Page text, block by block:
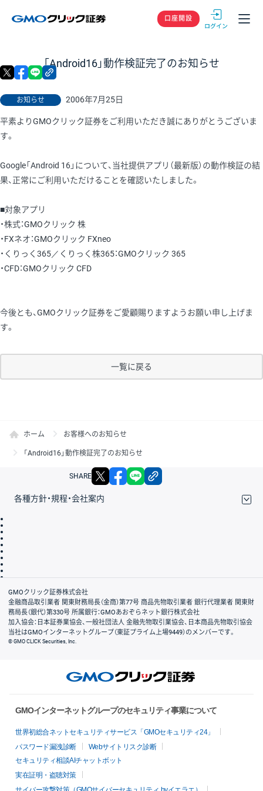
GMOクリック
口座開設
「Android16」動作検証完了のお知らせ
お知らせ 2006年7月25日
X facebook
平素よりGMOクリック証券をご利用いただき誠にありがとうございま
す。
Google「Android 16」について、当社提供アプリ（最新版）の動作検証の結
果、正常にご利用いただけることを確認いたしました。
■対象アプリ
・株式：GMOクリック 株
・FXネオ：GMOクリック FXneo
・くりっく365／くりっく株365：GMOクリック 365
・CFD：GMOクリック CFD
今後とも、GMOクリック証券をご愛顧賜りますようお願い申し上げま
す。
一覧に戻る
ホーム お客様へのお知らせ
「Android16」動作検証完了のお知らせ
SHARE X facebook
各種方針・規程・会社案内
会社案内
GMOクリック証券株式会社
金融商品取引業者 関東財務局長（金商）第77号 商品先物取引業者 銀行代理業者 関東財
務局長（銀代）第330号 所属銀行：GMOあおぞらネット銀行株式会社
加入協会：日本証券業協会、一般社団法人 金融先物取引業協会、日本商品先物取引協会
当社はGMOインターネットグループ（東証プライム上場9449）のメンバーです。
© GMO CLICK Securities, Inc.
GMOインターネットグループのセキュリティ事業について
世界初総合ネットセキュリティサービス「GMOセキュリティ24」
パスワード漏洩診断
Webサイトリスク診断
セキュリティ相談AIチャットボット
実在証明・盗聴対策